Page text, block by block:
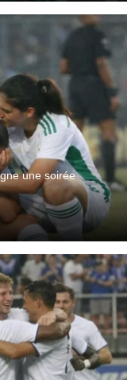
une soirée